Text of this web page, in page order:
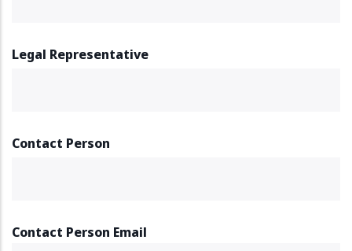
Legal Representative
Contact Person
Contact Person Email